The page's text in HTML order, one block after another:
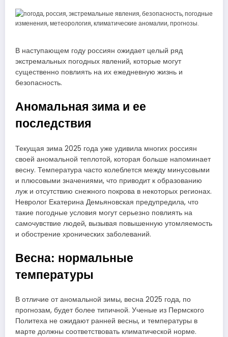
В наступающем году россиян ожидает целый ряд
экстремальных погодных явлений, которые могут
существенно повлиять на их ежедневную жизнь и
безопасность.
Аномальная зима и ее
последствия
Текущая зима 2025 года уже удивила многих россиян
своей аномальной теплотой, которая больше напоминает
весну. Температура часто колеблется между минусовыми
и плюсовыми значениями, что приводит к образованию
луж и отсутствию снежного покрова в некоторых регионах.
Невролог Екатерина Демьяновская предупредила, что
такие погодные условия могут серьезно повлиять на
самочувствие людей, вызывая повышенную утомляемость
и обострение хронических заболеваний.
Весна: нормальные
температуры
В отличие от аномальной зимы, весна 2025 года, по
прогнозам, будет более типичной. Ученые из Пермского
Политеха не ожидают ранней весны, и температуры в
марте должны соответствовать климатической норме.